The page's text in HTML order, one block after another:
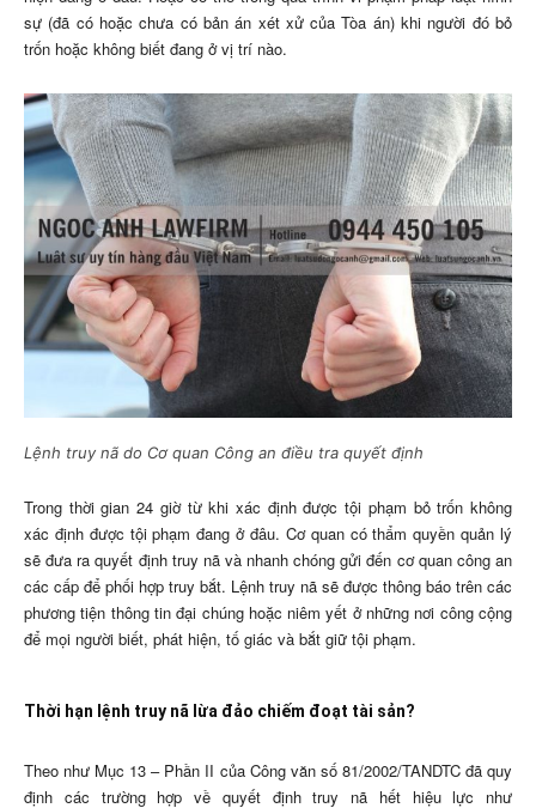
sự (đã có hoặc chưa có bản án xét xử của Tòa án) khi người đó bỏ
trốn hoặc không biết đang ở vị trí nào.
Lệnh truy nã do Cơ quan Công an điều tra quyết định
Trong thời gian 24 giờ từ khi xác định được tội phạm bỏ trốn không
xác định được tội phạm đang ở đâu. Cơ quan có thẩm quyền quản lý
sẽ đưa ra quyết định truy nã và nhanh chóng gửi đến cơ quan công an
các cấp để phối hợp truy bắt. Lệnh truy nã sẽ được thông báo trên các
phương tiện thông tin đại chúng hoặc niêm yết ở những nơi công cộng
để mọi người biết, phát hiện, tố giác và bắt giữ tội phạm.
Thời hạn lệnh truy nã lừa đảo chiếm đoạt tài sản?
Theo như Mục 13 – Phần II của Công văn số 81/2002/TANDTC đã quy
định các trường hợp về quyết định truy nã hết hiệu lực như